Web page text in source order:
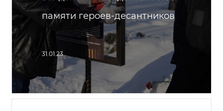
памяти героев-десантников
31.01.23